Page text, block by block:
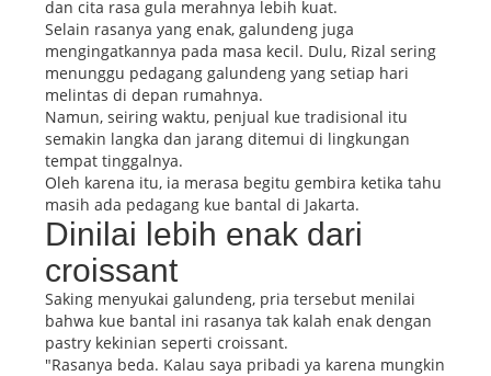
dan cita rasa gula merahnya lebih kuat.
Selain rasanya yang enak, galundeng juga
mengingatkannya pada masa kecil. Dulu, Rizal sering
menunggu pedagang galundeng yang setiap hari
melintas di depan rumahnya.
Namun, seiring waktu, penjual kue tradisional itu
semakin langka dan jarang ditemui di lingkungan
tempat tinggalnya.
Oleh karena itu, ia merasa begitu gembira ketika tahu
masih ada pedagang kue bantal di Jakarta.
Dinilai lebih enak dari
croissant
Saking menyukai galundeng, pria tersebut menilai
bahwa kue bantal ini rasanya tak kalah enak dengan
pastry kekinian seperti croissant.
"Rasanya beda. Kalau saya pribadi ya karena mungkin